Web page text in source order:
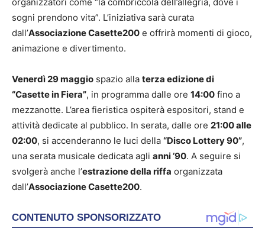
sogni prendono vita”. L’iniziativa sarà curata
dall’Associazione Casette200 e offrirà momenti di gioco,
animazione e divertimento.
Venerdì 29 maggio spazio alla terza edizione di
“Casette in Fiera”, in programma dalle ore 14:00 fino a
mezzanotte. L’area fieristica ospiterà espositori, stand e
attività dedicate al pubblico. In serata, dalle ore 21:00 alle
02:00, si accenderanno le luci della “Disco Lottery 90”,
una serata musicale dedicata agli anni ’90. A seguire si
svolgerà anche l’estrazione della riffa organizzata
dall’Associazione Casette200.